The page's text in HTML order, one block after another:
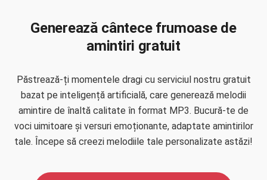
Generează cântece frumoase de
amintiri gratuit
Păstrează-ți momentele dragi cu serviciul nostru gratuit
bazat pe inteligență artificială, care generează melodii
amintire de înaltă calitate în format MP3. Bucură-te de
voci uimitoare și versuri emoționante, adaptate amintirilor
tale. Începe să creezi melodiile tale personalizate astăzi!